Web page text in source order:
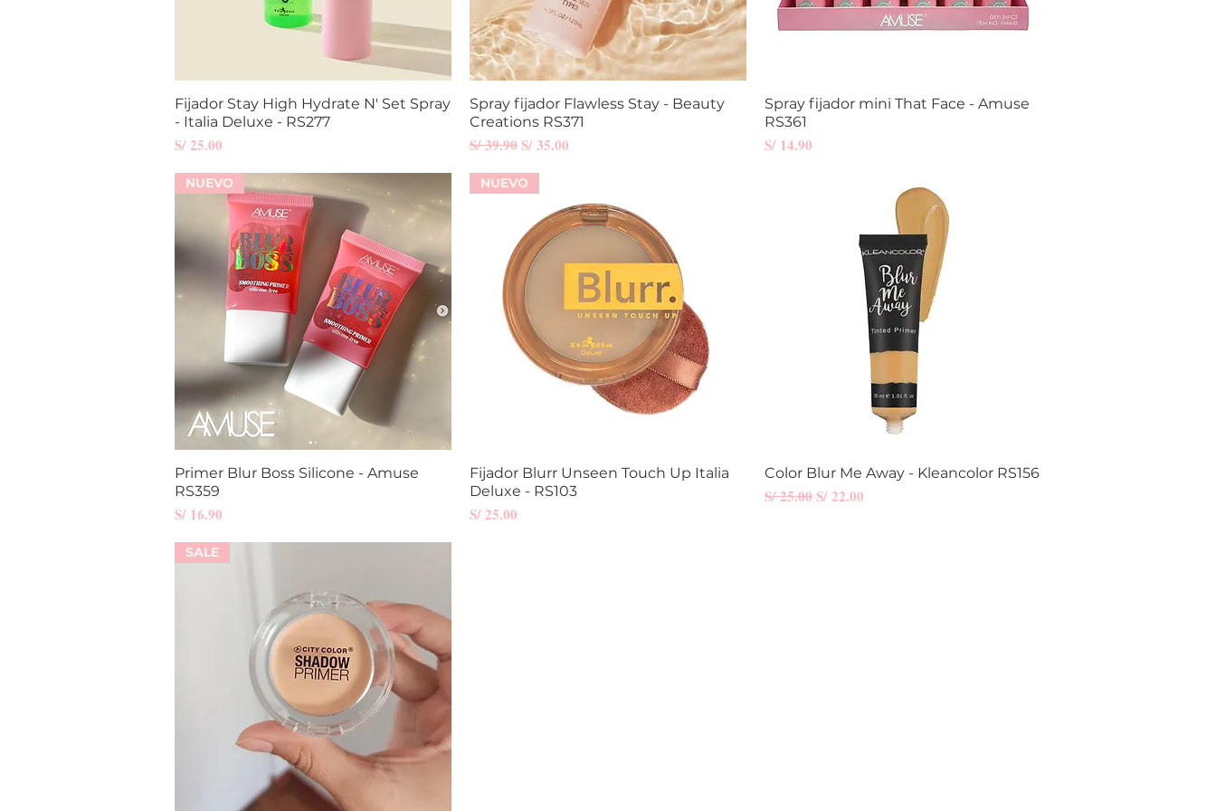
Vista rápida
Fijador Stay High Hydrate N' Set Spray
- Italia Deluxe - RS277
Precio
S/ 25.00
Vista rápida
Spray fijador Flawless Stay - Beauty
Creations RS371
Precio
S/ 39.90Precio de oferta
S/ 35.00
Vista rápida
Spray fijador mini That Face - Amuse
RS361
Precio
S/ 14.90
Vista rápida
NUEVO
Primer Blur Boss Silicone - Amuse
RS359
Precio
S/ 16.90
Vista rápida
NUEVO
Fijador Blurr Unseen Touch Up Italia
Deluxe - RS103
Precio
S/ 25.00
Vista rápida
Color Blur Me Away - Kleancolor RS156
Precio
S/ 25.00Precio de oferta
S/ 22.00
SALE